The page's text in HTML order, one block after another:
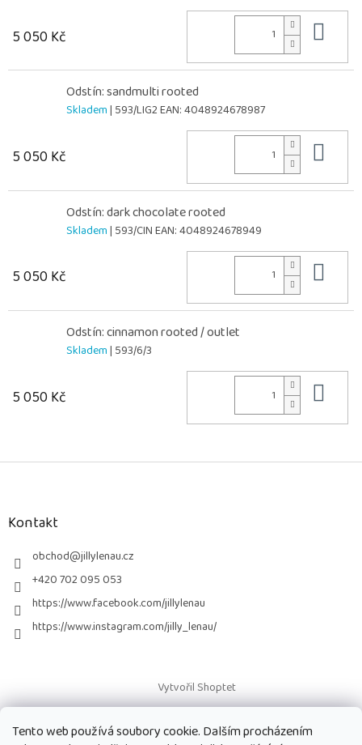
Tento web používá soubory cookie. Dalším procházením
5 050 Kč
Odstín: sandmulti rooted
Skladem| 593/LIG2EAN:4048924678987
5 050 Kč
Odstín: dark chocolate rooted
Skladem| 593/CINEAN:4048924678949
5 050 Kč
Odstín: cinnamon rooted / outlet
Skladem| 593/6/3
5 050 Kč
Z
Kontakt
obchod@jillylenau.cz
+420 702 095 053
https://www.facebook.com/jillylenau
https://www.instagram.com/jilly_lenau/
Vytvořil Shoptet
Copyright 2026Paruky Jilly Lenau s.r.o.. Všechna práva vyhrazena.